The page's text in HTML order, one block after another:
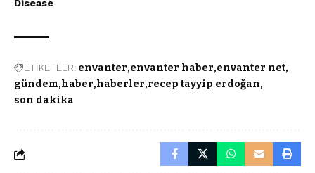
Disease
ETİKETLER: envanter envanter haber envanter net
gündem haber haberler recep tayyip erdoğan
son dakika